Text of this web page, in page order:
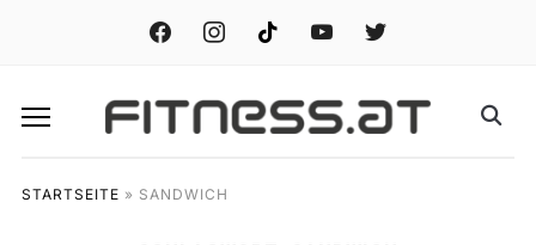
facebook instagramtiktok youtube twitter
STARTSEITE » SANDWICH